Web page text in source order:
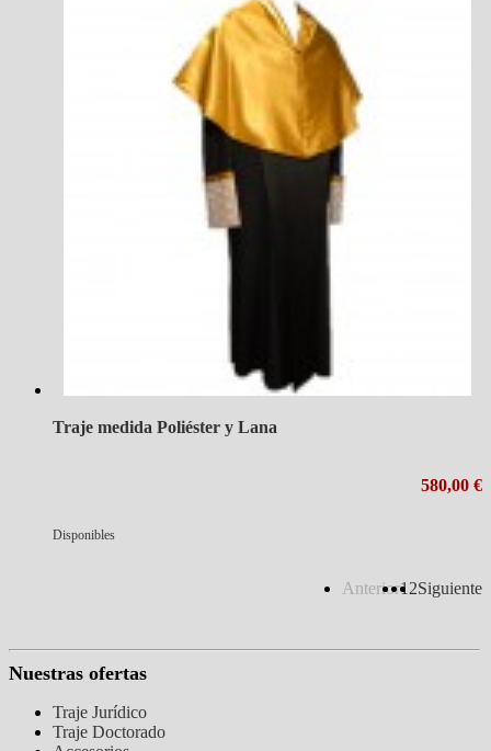
Traje medida Poliéster y Lana
580,00 €
Disponibles
Anterior1 2Siguiente
Nuestras ofertas
Traje Jurídico
Traje Doctorado